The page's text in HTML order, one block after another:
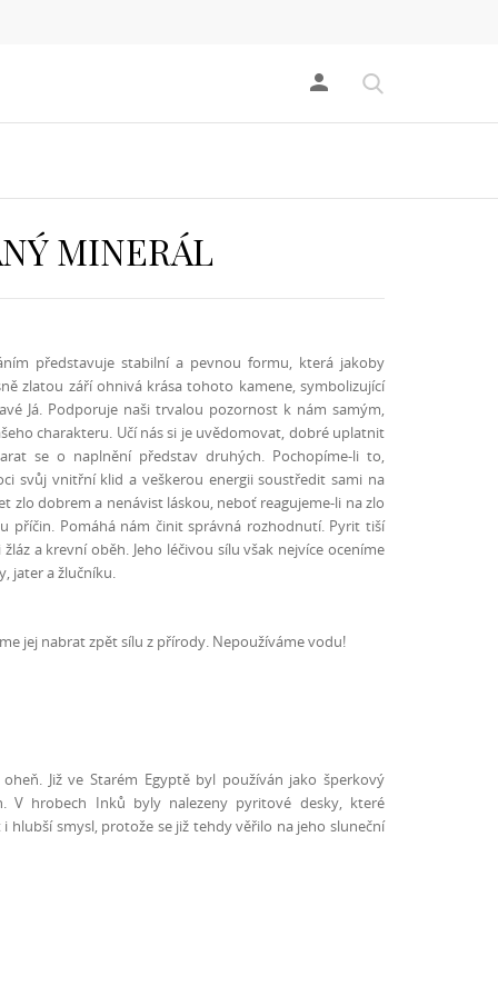
person
MINERÁL
představuje stabilní a pevnou formu, která jakoby
zlatou září ohnivá krása tohoto kamene, symbolizující
Já. Podporuje naši trvalou pozornost k nám samým,
charakteru. Učí nás si je uvědomovat, dobré uplatnit
se o naplnění představ druhých. Pochopíme-li to,
svůj vnitřní klid a veškerou energii soustředit sami na
zlo dobrem a nenávist láskou, neboť reagujeme-li na zlo
příčin. Pomáhá nám činit správná rozhodnutí. Pyrit tiší
a krevní oběh. Jeho léčivou sílu však nejvíce oceníme
jater a žlučníku.
jej nabrat zpět sílu z přírody. Nepoužíváme vodu!
Již ve Starém Egyptě byl používán jako šperkový
V hrobech Inků byly nalezeny pyritové desky, které
smysl, protože se již tehdy věřilo na jeho sluneční